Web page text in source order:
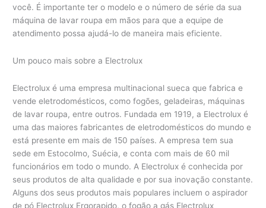
você. É importante ter o modelo e o número de série da sua
máquina de lavar roupa em mãos para que a equipe de
atendimento possa ajudá-lo de maneira mais eficiente.
Um pouco mais sobre a Electrolux
Electrolux é uma empresa multinacional sueca que fabrica e
vende eletrodomésticos, como fogões, geladeiras, máquinas
de lavar roupa, entre outros. Fundada em 1919, a Electrolux é
uma das maiores fabricantes de eletrodomésticos do mundo e
está presente em mais de 150 países. A empresa tem sua
sede em Estocolmo, Suécia, e conta com mais de 60 mil
funcionários em todo o mundo. A Electrolux é conhecida por
seus produtos de alta qualidade e por sua inovação constante.
Alguns dos seus produtos mais populares incluem o aspirador
de pó Electrolux Ergorapido, o fogão a gás Electrolux